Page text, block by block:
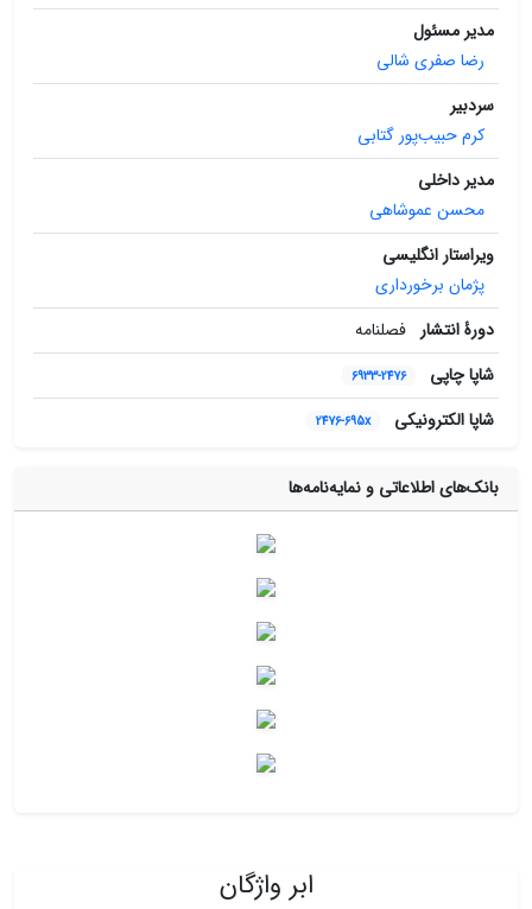
مدیر مسئول
رضا صفری‌ شالی
سردبیر
کرم حبیب‌پور گتابی
مدیر داخلی
محسن عموشاهی
ویراستار انگلیسی
پژمان برخورداری
دورۀ انتشار فصلنامه
شاپا چاپی
6933-2476
شاپا الکترونیکی 2476-695x
بانک‌های اطلاعاتی و نمایه‌نامه‌ها
ابر واژگان